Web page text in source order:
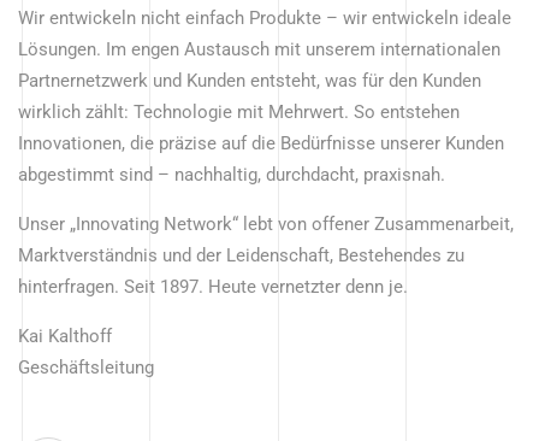
Wir entwickeln nicht einfach Produkte – wir entwickeln ideale
Lösungen. Im engen Austausch mit unserem internationalen
Partnernetzwerk und Kunden entsteht, was für den Kunden
wirklich zählt: Technologie mit Mehrwert. So entstehen
Innovationen, die präzise auf die Bedürfnisse unserer Kunden
abgestimmt sind – nachhaltig, durchdacht, praxisnah.
Unser „Innovating Network“ lebt von offener Zusammenarbeit,
Marktverständnis und der Leidenschaft, Bestehendes zu
hinterfragen. Seit 1897. Heute vernetzter denn je.
Kai Kalthoff
Geschäftsleitung